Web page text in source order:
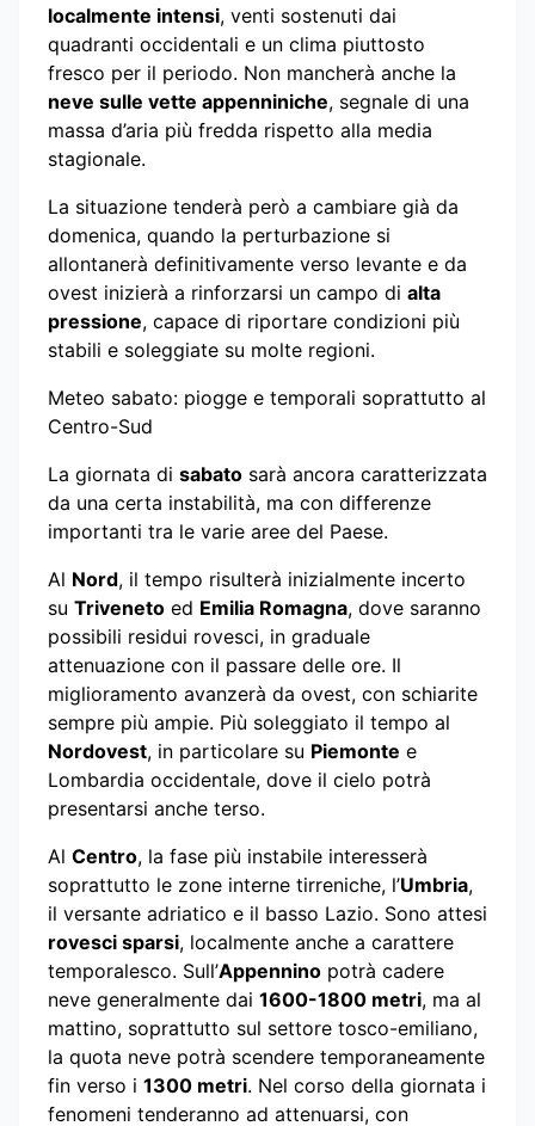
localmente intensi, venti sostenuti dai
quadranti occidentali e un clima piuttosto
fresco per il periodo. Non mancherà anche la
neve sulle vette appenniniche, segnale di una
massa d’aria più fredda rispetto alla media
stagionale.
La situazione tenderà però a cambiare già da
domenica, quando la perturbazione si
allontanerà definitivamente verso levante e da
ovest inizierà a rinforzarsi un campo di alta
pressione, capace di riportare condizioni più
stabili e soleggiate su molte regioni.
Meteo sabato: piogge e temporali soprattutto al
Centro-Sud
La giornata di sabato sarà ancora caratterizzata
da una certa instabilità, ma con differenze
importanti tra le varie aree del Paese.
Al Nord, il tempo risulterà inizialmente incerto
su Triveneto ed Emilia Romagna, dove saranno
possibili residui rovesci, in graduale
attenuazione con il passare delle ore. Il
miglioramento avanzerà da ovest, con schiarite
sempre più ampie. Più soleggiato il tempo al
Nordovest, in particolare su Piemonte e
Lombardia occidentale, dove il cielo potrà
presentarsi anche terso.
Al Centro, la fase più instabile interesserà
soprattutto le zone interne tirreniche, l’Umbria,
il versante adriatico e il basso Lazio. Sono attesi
rovesci sparsi, localmente anche a carattere
temporalesco. Sull’Appennino potrà cadere
neve generalmente dai 1600-1800 metri, ma al
mattino, soprattutto sul settore tosco-emiliano,
la quota neve potrà scendere temporaneamente
fin verso i 1300 metri. Nel corso della giornata i
fenomeni tenderanno ad attenuarsi, con